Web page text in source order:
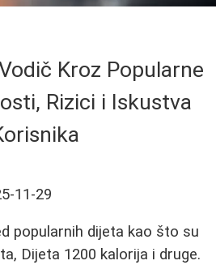
Kroz Popularne
Rizici i Iskustva
11-29
popularnih dijeta kao što su
Dijeta 1200 kalorija i druge.